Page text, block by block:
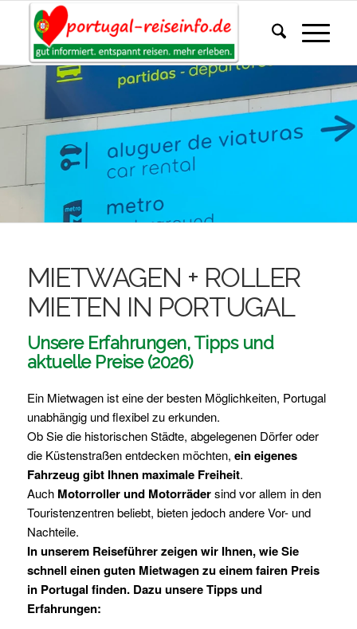
MIETWAGEN + ROLLER
MIETEN IN PORTUGAL
Unsere Erfahrungen, Tipps und
aktuelle Preise (2026)
Ein Mietwagen ist eine der besten Möglichkeiten, Portugal
unabhängig und flexibel zu erkunden.
Ob Sie die historischen Städte, abgelegenen Dörfer oder
die Küstenstraßen entdecken möchten, ein eigenes
Fahrzeug gibt Ihnen maximale Freiheit.
Auch Motorroller und Motorrädersind vor allem in den
Touristenzentren beliebt, bieten jedoch andere Vor- und
Nachteile.
In unserem Reiseführer zeigen wir Ihnen, wie Sie
schnell einen guten Mietwagen zu einem fairen Preis
in Portugal finden. Dazu unsere Tipps und
Erfahrungen: